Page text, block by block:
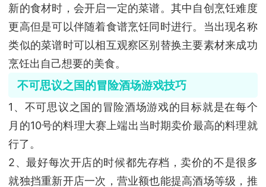
新的食材时，会开启一定的菜谱。其中自创烹饪难度
更高但是可以伴随着食谱烹饪同时进行。当出现名称
类似的菜谱时可以相互观察区别替换主要素材来成功
烹饪出自己想要的美食。
不可思议之国的冒险酒场游戏技巧
1、不可思议之国的冒险酒场游戏的目标就是在每个
月的10号的料理大赛上端出当时期卖价最高的料理就
行了。
2、最好每次开店的时候都先存档，卖价的不是很多
就独挡重新开店一次，营业额也能提高酒场等级，推